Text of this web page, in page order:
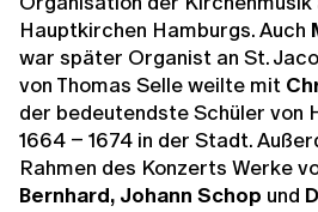
Hauptkirchen Hamburgs. Auch
war später Organist an St.
von Thomas Selle weilte mit
der bedeutendste Schüler von
1664 – 1674 in der Stadt.
Rahmen des Konzerts Werke
Bernhard, Johann Schop und